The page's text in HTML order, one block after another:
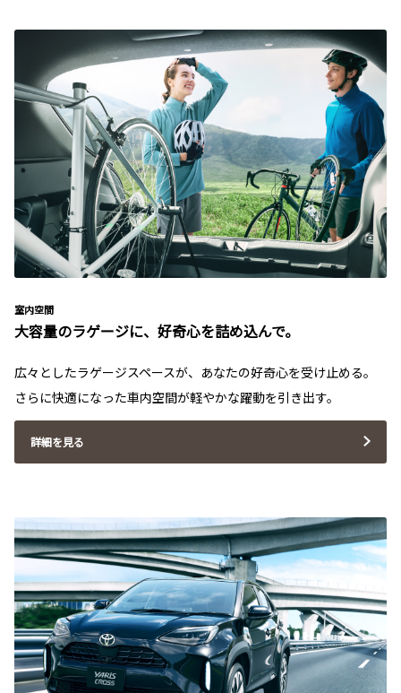
室内空間
大容量のラゲージに、好奇心を詰め込んで。
広々としたラゲージスペースが、あなたの好奇心を受け止める。
さらに快適になった車内空間が軽やかな躍動を引き出す。
詳細を見る